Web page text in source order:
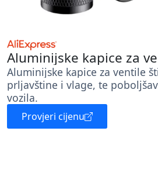
Aluminijske kapice za
Aluminijske kapice za ventile
prljavštine i vlage, te
vozila.
Provjeri cijenu